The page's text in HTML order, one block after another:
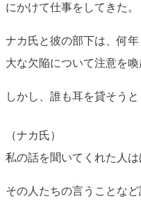
にかけて仕事をしてきた。
ナカ氏と彼の部下は、何
大な欠陥について注意を喚
しかし、誰も耳を貸そうと
（ナカ氏）
私の話を聞いてくれた人
その人たちの言うことなど